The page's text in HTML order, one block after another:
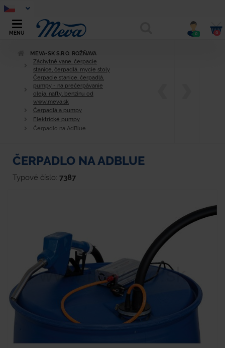
MENU 0 0
MEVA-SK S.R.O. ROŽŇAVA
Záchytné vane, čerpacie
stanice, čerpadlá, mycie stoly
Čerpacie stanice, čerpadlá,
pumpy - na prečerpávanie
oleja, nafty, benzínu od
www.meva.sk
Čerpadlá a pumpy
Elektrické pumpy
Čerpadlo na AdBlue
ČERPADLO NA ADBLUE
Typové číslo: 7387